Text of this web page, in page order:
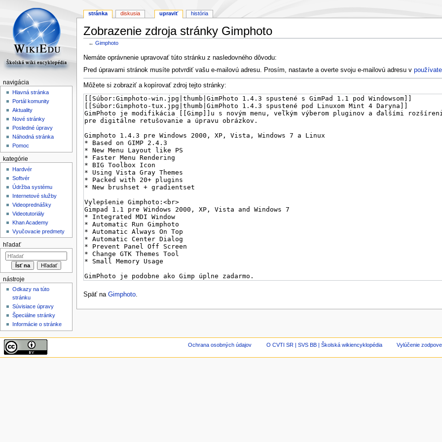
Zobrazenie zdroja stránky Gimphoto
←Gimphoto
Skočit
na
navigaci
Skočit
na
vyhledávání
Nemáte oprávnenie upravovať túto stránku z nasledovného dôvodu:
Pred úpravami stránok musíte potvrdiť vašu e-mailovú adresu. Prosím, nastavte a overte svoju e-mailovú adresu v
Môžete si zobraziť a kopírovať zdroj tejto stránky:
Späť na Gimphoto.
stránka diskusia upraviť história
navigácia
Hlavná stránka
Portál komunity
Aktuality
Nové stránky
Posledné úpravy
Náhodná stránka
Pomoc
kategórie
Hardvér
Softvér
Údržba systému
Internetové služby
Videoprednášky
Videotutoriály
Khan Academy
Vyučovacie predmety
hľadať
nástroje
Odkazy na túto
stránku
Súvisiace úpravy
Špeciálne stránky
Informácie o stránke
Ochrana osobných údajov O CVTI SR | SVS BB | Školská wikiencyklopédia Vylúčenie